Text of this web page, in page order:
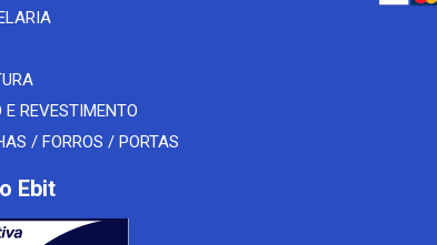
E REVESTIMENTO
/ FORROS / PORTAS
Ebit